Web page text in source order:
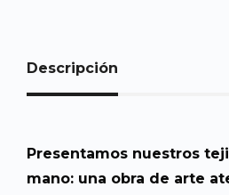
Descripción
Presentamos nuestros
mano: una obra de arte